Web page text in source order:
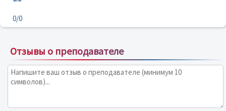
0/0
Отзывы о преподавателе